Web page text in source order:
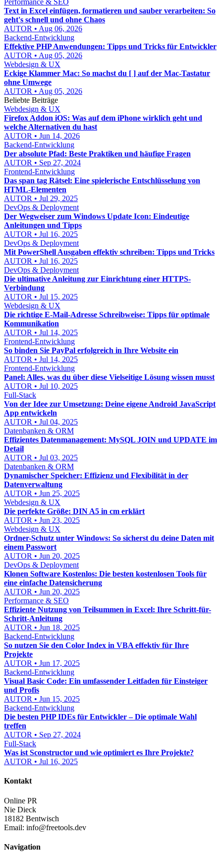
Performance & SEO
Text in Excel einfügen, formatieren und sauber verarbeiten: So
geht's schnell und ohne Chaos
AUTOR • Aug 06, 2026
Backend-Entwicklung
Effektive PHP Anwendungen: Tipps und Tricks für Entwickler
AUTOR • Aug 05, 2026
Webdesign & UX
Eckige Klammer Mac: So machst du [ ] auf der Mac-Tastatur
ohne Umwege
AUTOR • Aug 05, 2026
Beliebte Beiträge
Webdesign & UX
Firefox Addon iOS: Was auf dem iPhone wirklich geht und
welche Alternativen du hast
AUTOR • Jun 14, 2026
Backend-Entwicklung
Der absolute Pfad: Beste Praktiken und häufige Fragen
AUTOR • Sep 27, 2024
Frontend-Entwicklung
Das span tag Rätsel: Eine spielerische Entschlüsselung von
HTML-Elementen
AUTOR • Jul 29, 2025
DevOps & Deployment
Der Wegweiser zum Windows Update Icon: Eindeutige
Anleitungen und Tipps
AUTOR • Jul 16, 2025
DevOps & Deployment
Mit PowerShell Ausgaben effektiv schreiben: Tipps und Tricks
AUTOR • Jul 16, 2025
DevOps & Deployment
Die ultimative Anleitung zur Einrichtung einer HTTPS-
Verbindung
AUTOR • Jul 15, 2025
Webdesign & UX
Die richtige E-Mail-Adresse Schreibweise: Tipps für optimale
Kommunikation
AUTOR • Jul 14, 2025
Frontend-Entwicklung
So binden Sie PayPal erfolgreich in Ihre Website ein
AUTOR • Jul 14, 2025
Frontend-Entwicklung
Panel: Alles, was du über diese Vielseitige Lösung wissen musst
AUTOR • Jul 10, 2025
Full-Stack
Von der Idee zur Umsetzung: Deine eigene Android JavaScript
App entwickeln
AUTOR • Jul 04, 2025
Datenbanken & ORM
Effizientes Datenmanagement: MySQL JOIN und UPDATE im
Detail
AUTOR • Jul 03, 2025
Datenbanken & ORM
Dynamischer Speicher: Effizienz und Flexibilität in der
Datenverwaltung
AUTOR • Jun 25, 2025
Webdesign & UX
Die perfekte Größe: DIN A5 in cm erklärt
AUTOR • Jun 23, 2025
Webdesign & UX
Ordner-Schutz unter Windows: So sicherst du deine Daten mit
einem Passwort
AUTOR • Jun 20, 2025
DevOps & Deployment
Klonen Software Kostenlos: Die besten kostenlosen Tools für
eine einfache Datensicherung
AUTOR • Jun 20, 2025
Performance & SEO
Effiziente Nutzung von Teilsummen in Excel: Ihre Schritt-für-
Schritt-Anleitung
AUTOR • Jun 18, 2025
Backend-Entwicklung
So nutzen Sie den Color Index in VBA effektiv für Ihre
Projekte
AUTOR • Jun 17, 2025
Backend-Entwicklung
Visual Basic Code: Ein umfassender Leitfaden für Einsteiger
und Profis
AUTOR • Jun 15, 2025
Backend-Entwicklung
Die besten PHP IDEs für Entwickler – Die optimale Wahl
treffen
AUTOR • Sep 27, 2024
Full-Stack
Was ist Sconstructor und wie optimiert es Ihre Projekte?
AUTOR • Jul 16, 2025
Kontakt
Online PR
Nie Dieck
18182 Bentwisch
Email: info@freetools.dev
Navigation